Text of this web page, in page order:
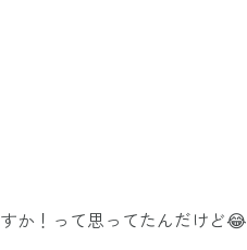
か！って思ってたんだけど😂